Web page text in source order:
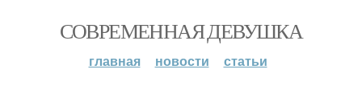
СОВРЕМЕННАЯ ДЕВУШКА
главная новости статьи